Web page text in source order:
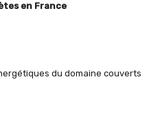
en France
du domaine couverts